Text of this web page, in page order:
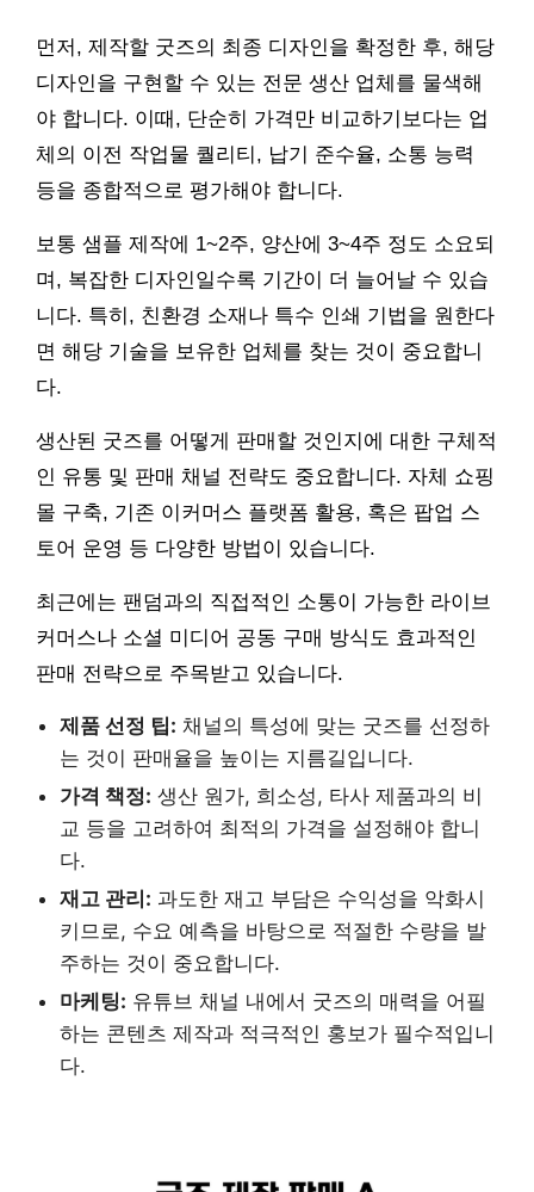
먼저, 제작할 굿즈의 최종 디자인을 확정한 후, 해당
디자인을 구현할 수 있는 전문 생산 업체를 물색해
야 합니다. 이때, 단순히 가격만 비교하기보다는 업
체의 이전 작업물 퀄리티, 납기 준수율, 소통 능력
등을 종합적으로 평가해야 합니다.
보통 샘플 제작에 1~2주, 양산에 3~4주 정도 소요되
며, 복잡한 디자인일수록 기간이 더 늘어날 수 있습
니다. 특히, 친환경 소재나 특수 인쇄 기법을 원한다
면 해당 기술을 보유한 업체를 찾는 것이 중요합니
다.
생산된 굿즈를 어떻게 판매할 것인지에 대한 구체적
인 유통 및 판매 채널 전략도 중요합니다. 자체 쇼핑
몰 구축, 기존 이커머스 플랫폼 활용, 혹은 팝업 스
토어 운영 등 다양한 방법이 있습니다.
최근에는 팬덤과의 직접적인 소통이 가능한 라이브
커머스나 소셜 미디어 공동 구매 방식도 효과적인
판매 전략으로 주목받고 있습니다.
제품 선정 팁: 채널의 특성에 맞는 굿즈를 선정하
는 것이 판매율을 높이는 지름길입니다.
가격 책정: 생산 원가, 희소성, 타사 제품과의 비
교 등을 고려하여 최적의 가격을 설정해야 합니
다.
재고 관리: 과도한 재고 부담은 수익성을 악화시
키므로, 수요 예측을 바탕으로 적절한 수량을 발
주하는 것이 중요합니다.
마케팅: 유튜브 채널 내에서 굿즈의 매력을 어필
하는 콘텐츠 제작과 적극적인 홍보가 필수적입니
다.